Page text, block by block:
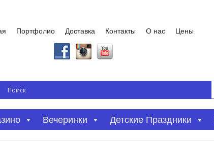
Портфолио Доставка Контакты О нас Цены
Вечеринки Детские Праздники